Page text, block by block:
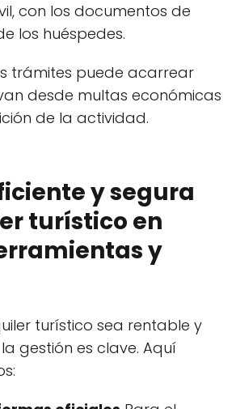
con los documentos de
los huéspedes.
trámites puede acarrear
desde multas económicas
de la actividad.
y segura
turístico en
y
turístico sea rentable y
gestión es clave. Aquí